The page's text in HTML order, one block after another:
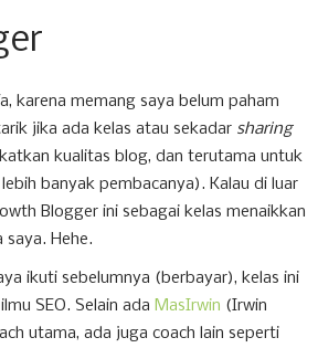
karena memang saya belum paham
jika ada kelas atau sekadar sharing
kualitas blog, dan terutama untuk
banyak pembacanya). Kalau di luar
Blogger ini sebagai kelas menaikkan
Hehe.
ikuti sebelumnya (berbayar), kelas ini
SEO. Selain ada MasIrwin (Irwin
utama, ada juga coach lain seperti